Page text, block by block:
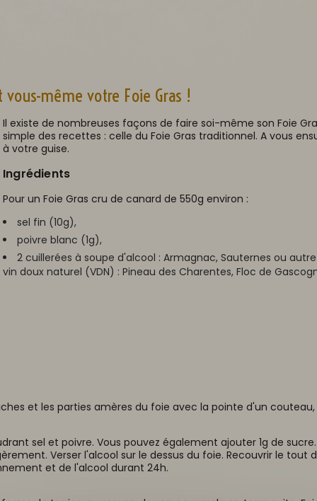
même votre Foie Gras !
Il existe de nombreuses façons de faire soi-même son Foie
simple des recettes : celle du Foie Gras traditionnel. A vous
à votre guise.
Ingrédients
Pour un Foie Gras cru de canard de 550g environ :
sel fin (10g),
poivre blanc (1g),
2 cuillerées à soupe d'alcool : Armagnac, Sauternes ou
vin doux naturel (VDN) : Pineau des Charentes, Floc de
et les parties amères du foie avec la pointe d'un
sel et poivre. Vous pouvez également ajouter 1g de
Verser l'alcool sur le dessus du foie. Recouvrir le tout
et de l'alcool durant 24h.